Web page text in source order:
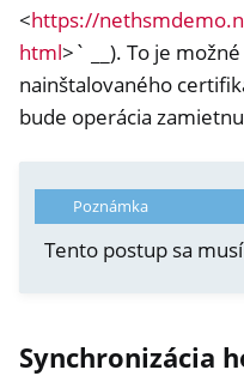
<https://
html>` __). To je
nainštalovaného
bude operácia
Poznámka
Tento postup sa
Synchronizácia